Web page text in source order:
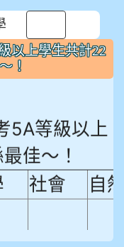
以上學生共計22
！
5A等級以上
佳～！
社會
自